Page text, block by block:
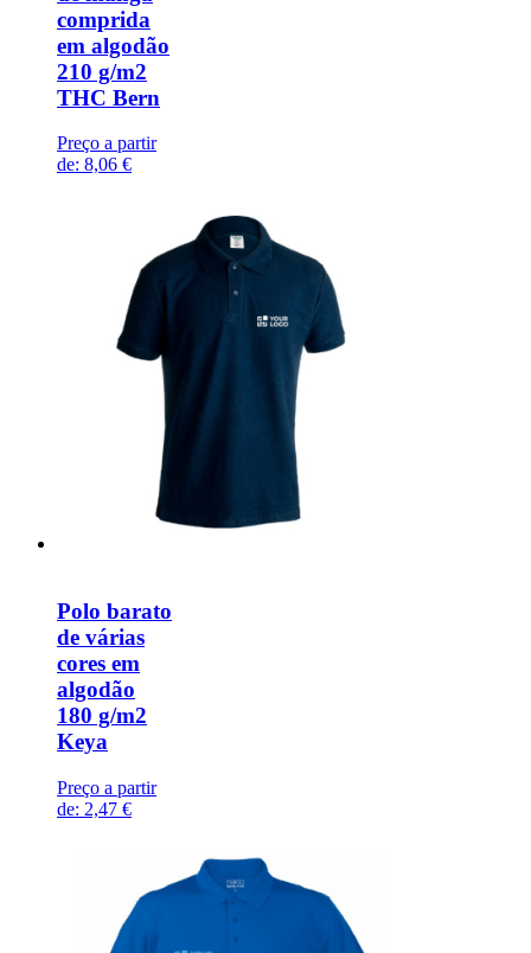
comprida
em algodão
210 g/m2
THC Bern
Preço a partir
de: 8,06 €
Polo barato
de várias
cores em
algodão
180 g/m2
Keya
Preço a partir
de: 2,47 €